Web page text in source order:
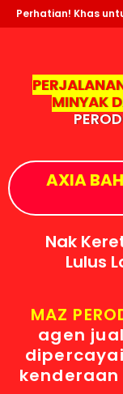
Perhatian! Khas
MINYAK
AXIA
Nak
Lulus
MAZ
agen
kenderaan